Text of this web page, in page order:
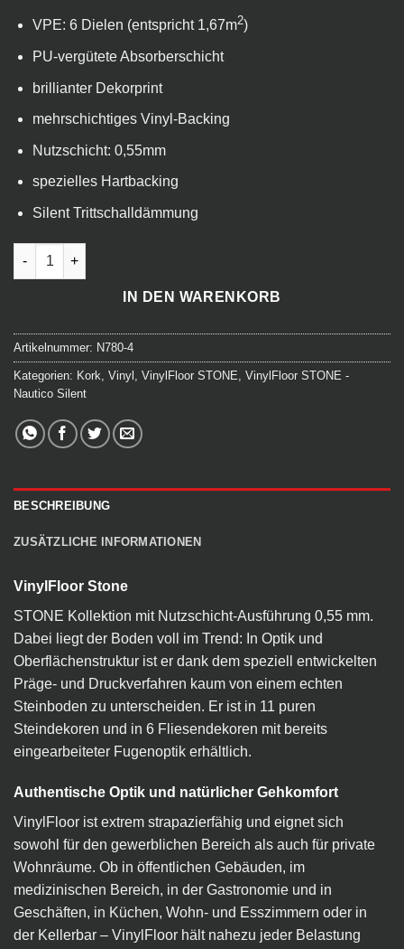
VPE: 6 Dielen (entspricht 1,67m2)
PU-vergütete Absorberschicht
brillianter Dekorprint
mehrschichtiges Vinyl-Backing
Nutzschicht: 0,55mm
spezielles Hartbacking
Silent Trittschalldämmung
VinylFloor Stone Travertin - Nautic Silent Menge
IN DEN WARENKORB
Artikelnummer: N780-4
Kategorien: Kork Vinyl VinylFloor STONE VinylFloor STONE -
Nautico Silent
BESCHREIBUNG
ZUSÄTZLICHE INFORMATIONEN
VinylFloor Stone
STONE Kollektion mit Nutzschicht-Ausführung 0,55 mm.
Dabei liegt der Boden voll im Trend: In Optik und
Oberflächenstruktur ist er dank dem speziell entwickelten
Präge- und Druckverfahren kaum von einem echten
Steinboden zu unterscheiden. Er ist in 11 puren
Steindekoren und in 6 Fliesendekoren mit bereits
eingearbeiteter Fugenoptik erhältlich.
Authentische Optik und natürlicher Gehkomfort
VinylFloor ist extrem strapazierfähig und eignet sich
sowohl für den gewerblichen Bereich als auch für private
Wohnräume. Ob in öffentlichen Gebäuden, im
medizinischen Bereich, in der Gastronomie und in
Geschäften, in Küchen, Wohn- und Esszimmern oder in
der Kellerbar – VinylFloor hält nahezu jeder Belastung